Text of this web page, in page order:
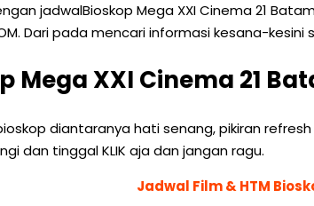
jadwalBioskop Mega XXI Cinema 21
Dari pada mencari informasi kesana-
Mega XXI Cinema 21
diantaranya hati senang, pikiran
dan tinggal KLIK aja dan jangan ragu.
Jadwal Film & HTM